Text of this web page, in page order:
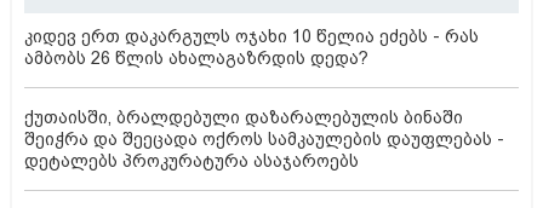
კიდევ ერთ დაკარგულს ოჯახი 10 წელია ეძებს - რას
ამბობს 26 წლის ახალაგაზრდის დედა?
ქუთაისში, ბრალდებული დაზარალებულის ბინაში
შეიჭრა და შეეცადა ოქროს სამკაულების დაუფლებას -
დეტალებს პროკურატურა ასაჯაროებს